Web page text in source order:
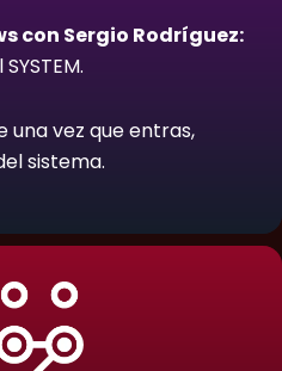
con Sergio Rodríguez:
una vez que entras,
sistema.